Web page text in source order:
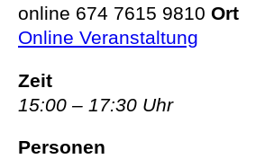
online 674 7615 9810 Ort
Online Veranstaltung
Zeit
15:00 – 17:30 Uhr
Personen